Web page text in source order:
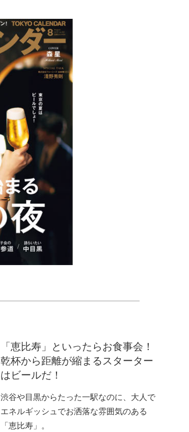
「恵比寿」といったらお食事会！
乾杯から距離が縮まるスターター
はビールだ！
渋谷や目黒からたった一駅なのに、大人で
エネルギッシュでお洒落な雰囲気のある
「恵比寿」。